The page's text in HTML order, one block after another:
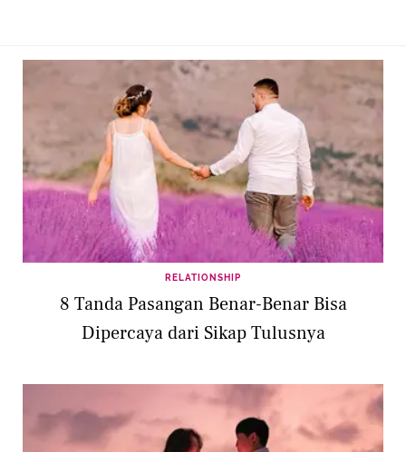
RELATIONSHIP
8 Tanda Pasangan Benar-Benar Bisa
Dipercaya dari Sikap Tulusnya